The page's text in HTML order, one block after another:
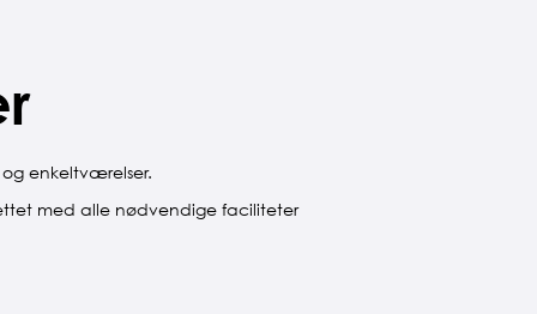
enkeltværelser.
med alle nødvendige faciliteter